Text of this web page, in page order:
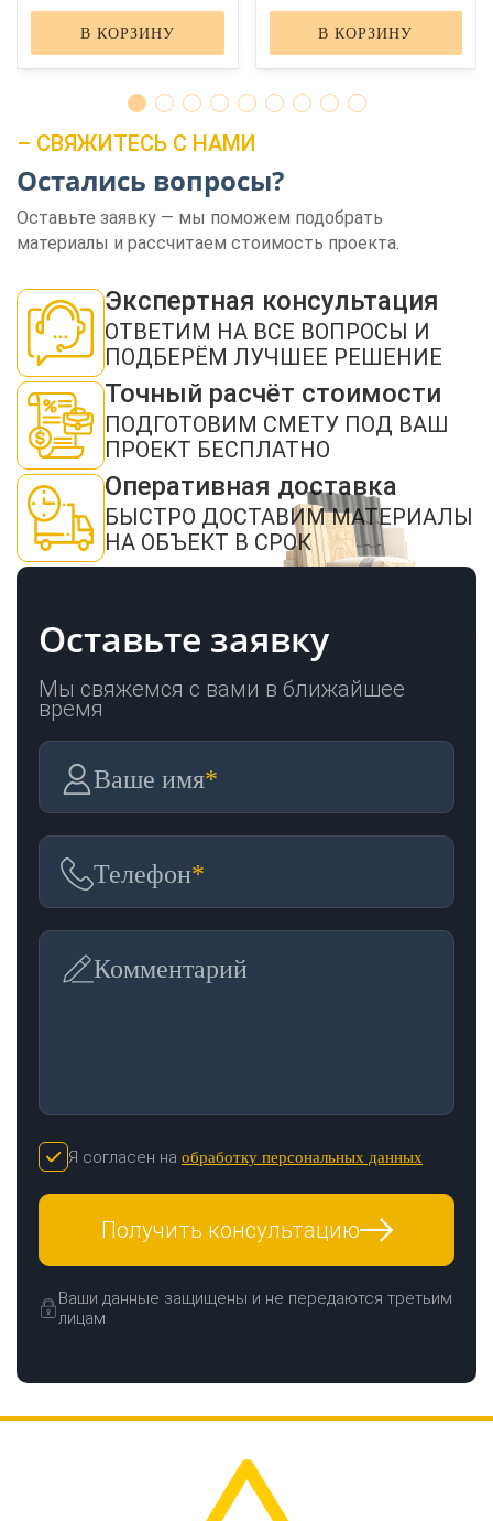
В КОРЗИНУ В КОРЗИНУ
– СВЯЖИТЕСЬ С НАМИ
Остались вопросы?
Оставьте заявку — мы поможем подобрать
материалы и рассчитаем стоимость проекта.
Экспертная консультация
ОТВЕТИМ НА ВСЕ ВОПРОСЫ И
ПОДБЕРЁМ ЛУЧШЕЕ РЕШЕНИЕ
Точный расчёт стоимости
ПОДГОТОВИМ СМЕТУ ПОД ВАШ
ПРОЕКТ БЕСПЛАТНО
Оперативная доставка
БЫСТРО ДОСТАВИМ МАТЕРИАЛЫ
НА ОБЪЕКТ В СРОК
Оставьте заявку
Мы свяжемся с вами в ближайшее
время
Ваше имя*
Телефон*
Комментарий
Я согласен на обработку персональных данных
Получить консультацию
Ваши данные защищены и не передаются третьим
лицам
ЗАКАЗАТЬ ЗВОНОК
Нажимая кнопку "Отправить", я даю своё согласие на обработку моих
персональных данных в соответствии с ФЗ от 27.07.2006 № 152-ФЗ "О
персональных данных", на условиях и для целей, определенных в
конфиденциальности